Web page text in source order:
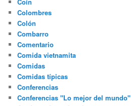
Colombres
Colón
Combarro
Comentario
Comida vietnamita
Comidas
Comidas típicas
Conferencias
Conferencias "Lo mejor del mundo"